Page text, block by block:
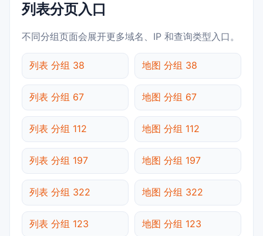
列表分页入口
不同分组页面会展开更多域名、IP 和查询类型入口。
列表 分组 38 地图 分组 38
列表 分组 67 地图 分组 67
列表 分组 112 地图 分组 112
列表 分组 197 地图 分组 197
列表 分组 322 地图 分组 322
列表 分组 123 地图 分组 123